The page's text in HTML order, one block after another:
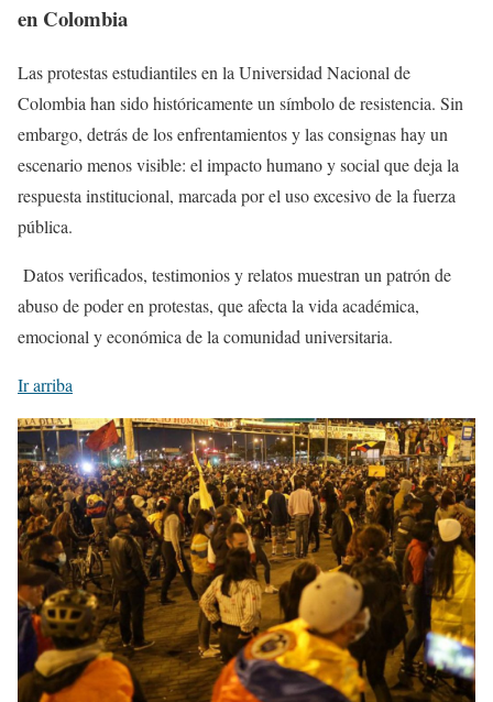
en Colombia
Las protestas estudiantiles en la Universidad Nacional de
Colombia han sido históricamente un símbolo de resistencia. Sin
embargo, detrás de los enfrentamientos y las consignas hay un
escenario menos visible: el impacto humano y social que deja la
respuesta institucional, marcada por el uso excesivo de la fuerza
pública.
Datos verificados, testimonios y relatos muestran un patrón de
abuso de poder en protestas, que afecta la vida académica,
emocional y económica de la comunidad universitaria.
Ir arriba